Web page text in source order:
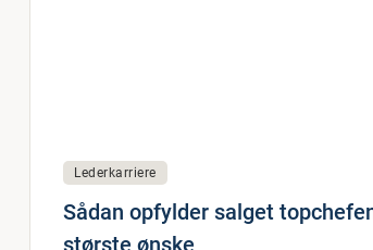
Lederkarriere
Sådan opfylder salget
største ønske